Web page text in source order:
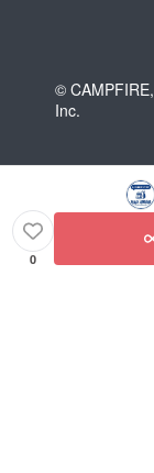
© CAMPFIRE,
Inc.
0